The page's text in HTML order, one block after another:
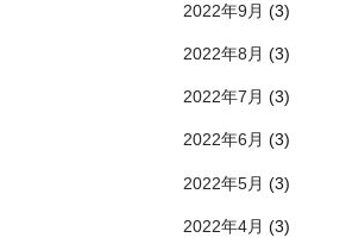
2022年9月 (3)
2022年8月 (3)
2022年7月 (3)
2022年6月 (3)
2022年5月 (3)
2022年4月 (3)